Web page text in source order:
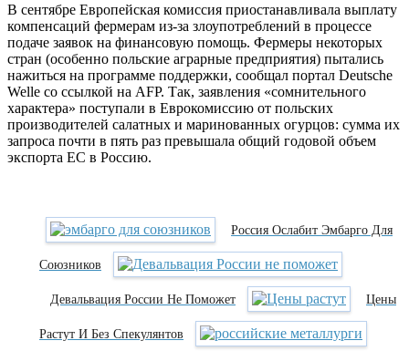
В сентябре Европейская комиссия приостанавливала выплату
компенсаций фермерам из-за злоупотреблений в процессе
подаче заявок на финансовую помощь. Фермеры некоторых
стран (особенно польские аграрные предприятия) пытались
нажиться на программе поддержки, сообщал портал Deutsche
Welle со ссылкой на AFP. Так, заявления «сомнительного
характера» поступали в Еврокомиссию от польских
производителей салатных и маринованных огурцов: сумма их
запроса почти в пять раз превышала общий годовой объем
экспорта ЕС в Россию.
Россия Ослабит Эмбарго Для
Союзников
Девальвация России Не Поможет Цены
Растут И Без Спекулянтов